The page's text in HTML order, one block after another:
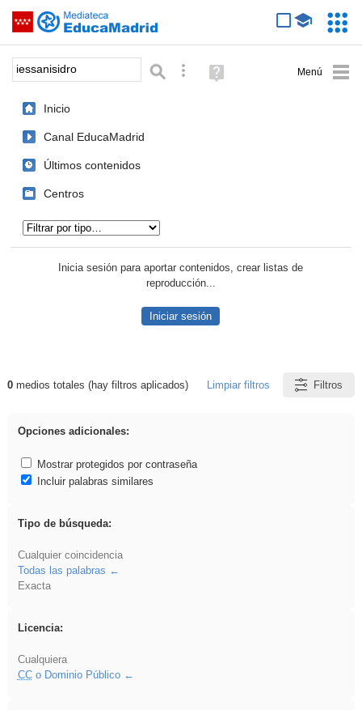
Saltar navegación
Palabra o frase: Búsqueda avanzada
Ayuda
(en
Inicio
Canal EducaMadrid
Últimos contenidos
Centros
Inicia sesión para aportar contenidos, crear listas de
reproducción...
Iniciar sesión
Resultados de: iessanisidro
0medios totales (hay filtros aplicados) Limpiar filtros Filtros
Opciones adicionales:
Mostrar protegidos por contraseña
Incluir palabras similares
Tipo de búsqueda:
Cualquier coincidencia
Todas las palabras
Exacta
Licencia:
Cualquiera
CCo Dominio Público